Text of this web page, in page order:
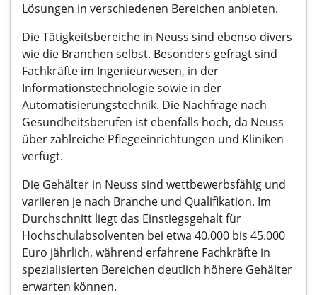
Lösungen in verschiedenen Bereichen anbieten.
Die Tätigkeitsbereiche in Neuss sind ebenso divers
wie die Branchen selbst. Besonders gefragt sind
Fachkräfte im Ingenieurwesen, in der
Informationstechnologie sowie in der
Automatisierungstechnik. Die Nachfrage nach
Gesundheitsberufen ist ebenfalls hoch, da Neuss
über zahlreiche Pflegeeinrichtungen und Kliniken
verfügt.
Die Gehälter in Neuss sind wettbewerbsfähig und
variieren je nach Branche und Qualifikation. Im
Durchschnitt liegt das Einstiegsgehalt für
Hochschulabsolventen bei etwa 40.000 bis 45.000
Euro jährlich, während erfahrene Fachkräfte in
spezialisierten Bereichen deutlich höhere Gehälter
erwarten können.